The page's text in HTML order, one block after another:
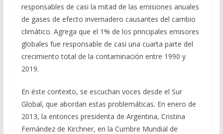
responsables de casi la mitad de las emisiones anuales
de gases de efecto invernadero causantes del cambio
climático. Agrega que el 1% de los principales emisores
globales fue responsable de casi una cuarta parte del
crecimiento total de la contaminación entre 1990 y
2019.
En éste contexto, se escuchan voces desde el Sur
Global, que abordan estas problemáticas. En enero de
2013, la entonces presidenta de Argentina, Cristina
Fernández de Kirchner, en la Cumbre Mundial de